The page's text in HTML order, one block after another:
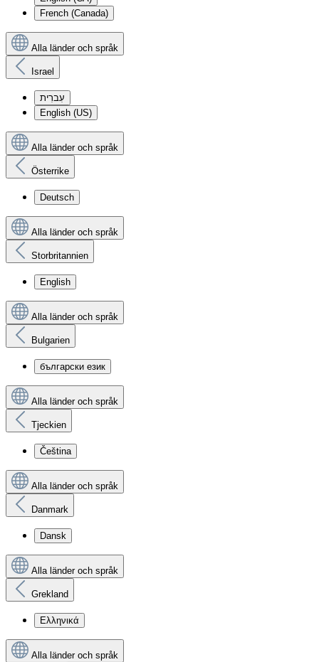
French (Canada)
Alla länder och språk
Israel
עִברִית
English (US)
Alla länder och språk
Österrike
Deutsch
Alla länder och språk
Storbritannien
English
Alla länder och språk
Bulgarien
български език
Alla länder och språk
Tjeckien
Čeština
Alla länder och språk
Danmark
Dansk
Alla länder och språk
Grekland
Ελληνικά
Alla länder och språk